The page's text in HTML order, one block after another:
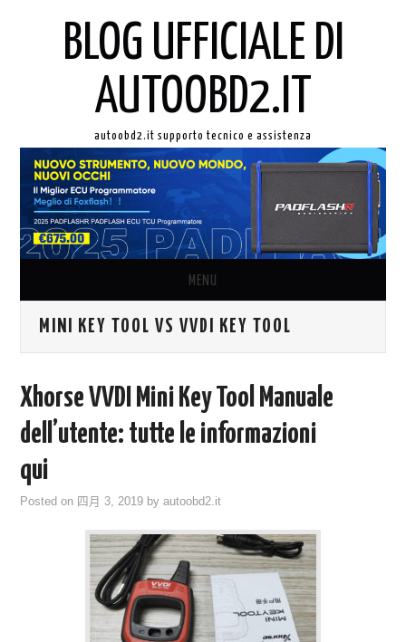
BLOG UFFICIALE DI
AUTOOBD2.IT
autoobd2.it supporto tecnico e assistenza
MENU
ORIGINALE LAUNCH X431
ECU PROGRAMMATORE
KEY CUTTING MACHINE
ORIGINALE OBDSTAR
ALIENTECH KESS V3
XHORSE VVDI
MINI KEY TOOL VS VVDI KEY TOOL
Xhorse VVDI Mini Key Tool Manuale
dell’utente: tutte le informazioni
qui
Posted on 四月 3, 2019 byautoobd2.it